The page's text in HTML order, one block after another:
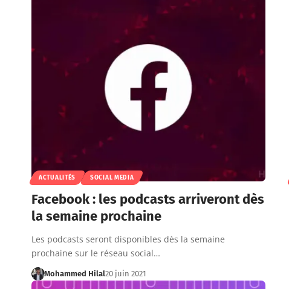
ACTUALITÉS SOCIAL MEDIA
Facebook : les podcasts arriveront dès
la semaine prochaine
Les podcasts seront disponibles dès la semaine
prochaine sur le réseau social…
Mohammed Hilal20 juin 2021